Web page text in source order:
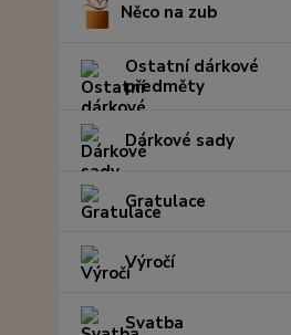
Něco na zub
Ostatní dárkové
předměty
Dárkové sady
Gratulace
Výročí
Svatba